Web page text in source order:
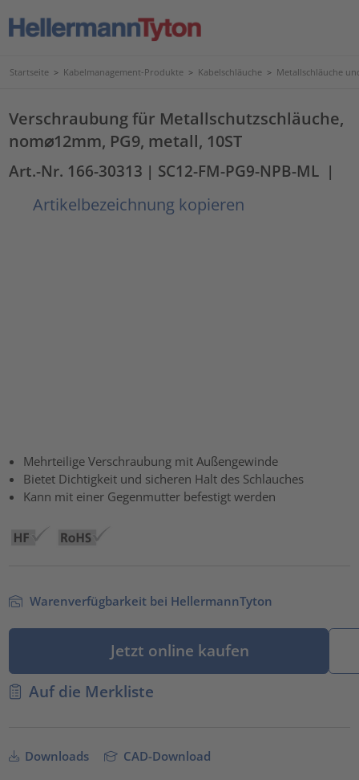
Startseite > Kabelmanagement-Produkte > Kabelschläuche > Metallschläuche
Verschraubung für Metallschutzschläuche,
nom⌀12mm, PG9, metall, 10ST
Art.-Nr. 166-30313 | SC12-FM-PG9-NPB-ML |
Artikelbezeichnung kopieren
Mehrteilige Verschraubung mit Außengewinde
Bietet Dichtigkeit und sicheren Halt des Schlauches
Kann mit einer Gegenmutter befestigt werden
Warenverfügbarkeit bei HellermannTyton
Jetzt online kaufen
Auf die Merkliste
Downloads CAD-Download